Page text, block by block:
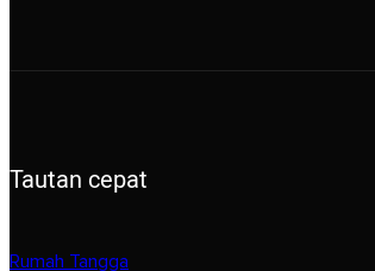
Tautan cepat
Rumah Tangga